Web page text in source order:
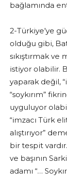
bağlamında
2-Türkiye’ye
olduğu gibi,
sıkıştırmak
istiyor olabilir.
yaparak değil,
“soykırım”
uyguluyor
“imzacı Türk
alıştırıyor”
bir tespit
ve başının
adamı “…